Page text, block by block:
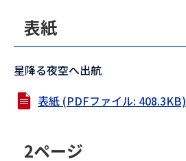
表紙
星降る夜空へ出航
表紙 (PDFファイル: 408.3KB)
2ページ